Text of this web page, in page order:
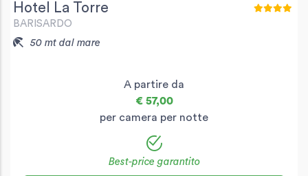
Hotel La Torre
BARISARDO
50 mt dal mare
A partire da
€ 57,00
per camera per notte
Best-price garantito